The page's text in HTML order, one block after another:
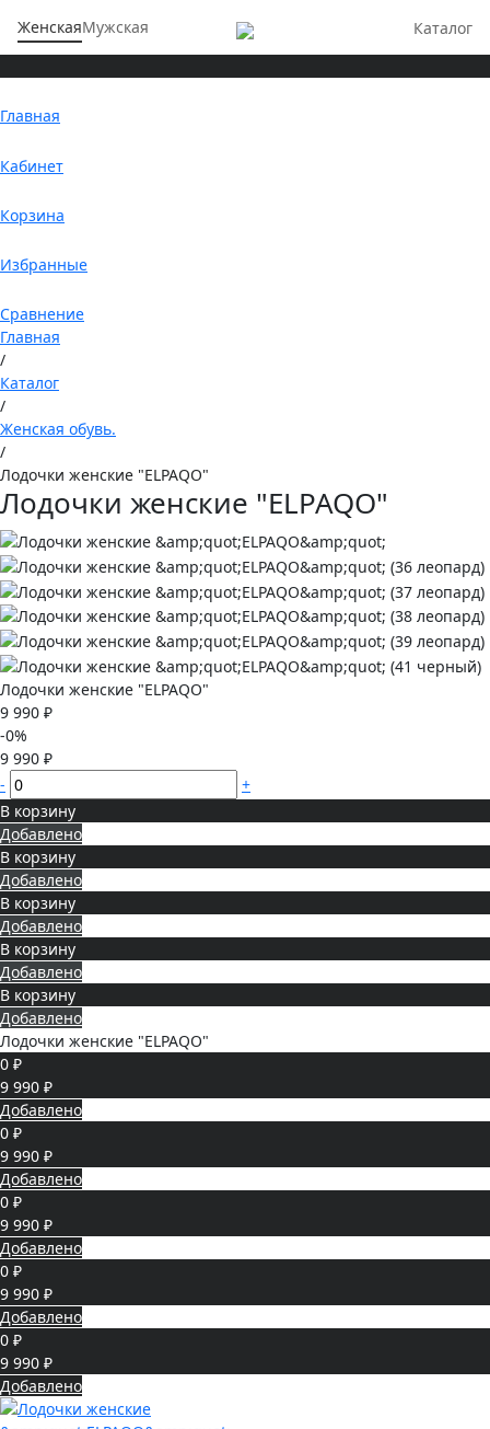
ЖенскаяМужская Каталог
Главная
Кабинет
Корзина
Избранные
Сравнение
Главная
/
Каталог
/
Женская обувь.
/
Лодочки женские "ELPAQO"
Лодочки женские "ELPAQO"
Лодочки женские "ELPAQO"
9 990 ₽
-0%
9 990 ₽
-
+
В корзину
Добавлено
В корзину
Добавлено
В корзину
Добавлено
В корзину
Добавлено
В корзину
Добавлено
Лодочки женские "ELPAQO"
0 ₽
9 990 ₽
Добавлено
0 ₽
9 990 ₽
Добавлено
0 ₽
9 990 ₽
Добавлено
0 ₽
9 990 ₽
Добавлено
0 ₽
9 990 ₽
Добавлено